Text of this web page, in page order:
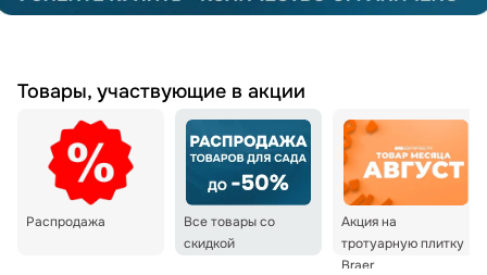
Товары, участвующие в акции
Распродажа
Все товары со
скидкой
Акция на
тротуарную плитку
Braer